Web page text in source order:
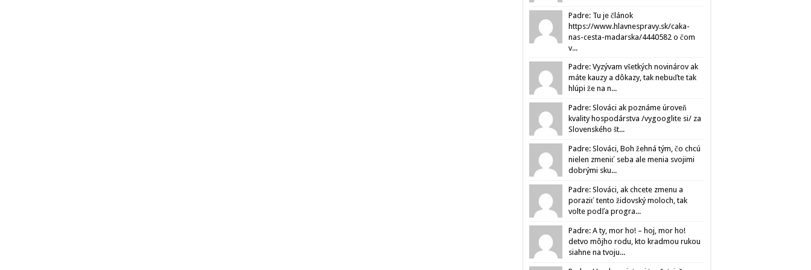
Padre: Tu je článok
https://www.hlavnespravy.sk/caka-
nas-cesta-madarska/4440582 o čom
v...
Padre: Vyzývam všetkých novinárov ak
máte kauzy a dôkazy, tak nebuďte tak
hlúpi že na n...
Padre: Slováci ak poznáme úroveň
kvality hospodárstva /vygooglite si/ za
Slovenského št...
Padre: Slováci, Boh žehná tým, čo chcú
nielen zmeniť seba ale menia svojimi
dobrými sku...
Padre: Slováci, ak chcete zmenu a
poraziť tento židovský moloch, tak
volte podľa progra...
Padre: A ty, mor ho! – hoj, mor ho!
detvo môjho rodu, kto kradmou rukou
siahne na tvoju...